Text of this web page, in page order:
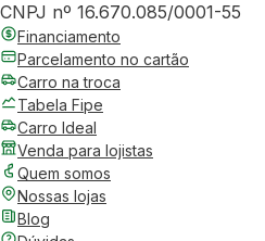
CNPJ nº 16.670.085/0001-55
Financiamento
Parcelamento no cartão
Carro na troca
Tabela Fipe
Carro Ideal
Venda para lojistas
Quem somos
Nossas lojas
Blog